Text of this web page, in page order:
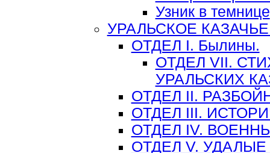
Узник в темнице
УРАЛЬСКОЕ
ОТДЕЛ I. Былины.
ОТДЕЛ VII.
УРАЛЬСКИХ
ОТДЕЛ II.
ОТДЕЛ III.
ОТДЕЛ IV.
ОТДЕЛ V.